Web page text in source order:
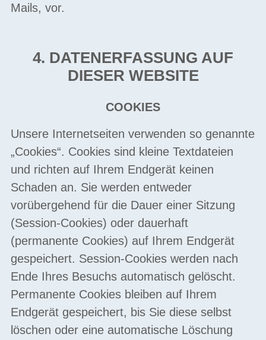
Mails, vor.
4. DATENERFASSUNG AUF
DIESER WEBSITE
COOKIES
Unsere Internetseiten verwenden so genannte
„Cookies“. Cookies sind kleine Textdateien
und richten auf Ihrem Endgerät keinen
Schaden an. Sie werden entweder
vorübergehend für die Dauer einer Sitzung
(Session-Cookies) oder dauerhaft
(permanente Cookies) auf Ihrem Endgerät
gespeichert. Session-Cookies werden nach
Ende Ihres Besuchs automatisch gelöscht.
Permanente Cookies bleiben auf Ihrem
Endgerät gespeichert, bis Sie diese selbst
löschen oder eine automatische Löschung